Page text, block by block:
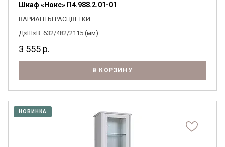
Шкаф «Нокс» П4.988.2.01-01
ВАРИАНТЫ РАСЦВЕТКИ
Д×Ш×В: 632/482/2115 (мм)
3 555 р.
В КОРЗИНУ
НОВИНКА